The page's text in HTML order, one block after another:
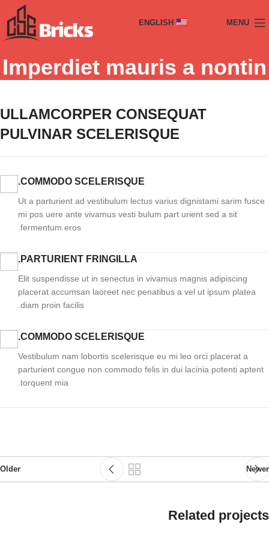
MENU
ENGLISH
Imperdiet mauris a nontin
ULLAMCORPER CONSEQUAT
PULVINAR SCELERISQUE
COMMODO SCELERISQUE.
Ut a parturient ad vestibulum lectus varius dignistami sarim fusce
mi pos uere ante vivamus vesti bulum part urient sed a sit
fermentum eros.
PARTURIENT FRINGILLA.
Elit suspendisse ut in senectus in vivamus magnis adipiscing
placerat accumsan laoreet nec penatibus a vel ut ipsum platea
diam proin facilis.
COMMODO SCELERISQUE.
Vestibulum nam lobortis scelerisque eu mi leo orci placerat a
parturient congue non commodo felis in dui lacinia potenti aptent
torquent mia.
Newer
Older
Related projects